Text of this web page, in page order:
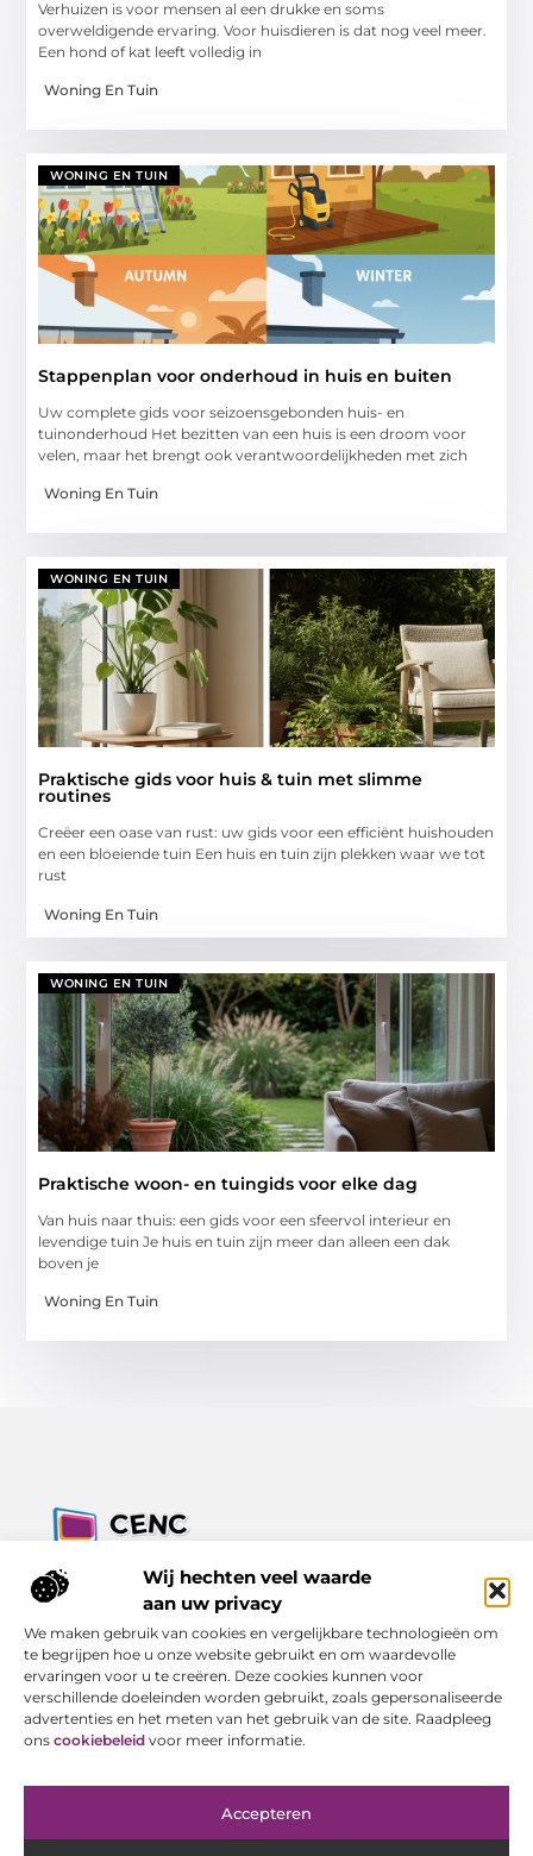
Wij hechten veel waarde
aan uw privacy
We maken gebruik van cookies en vergelijkbare technologieën om
te begrijpen hoe u onze website gebruikt en om waardevolle
ervaringen voor u te creëren. Deze cookies kunnen voor
verschillende doeleinden worden gebruikt, zoals gepersonaliseerde
advertenties en het meten van het gebruik van de site. Raadpleeg
ons cookiebeleid voor meer informatie.
Accepteren
Verhuizen is voor mensen al een drukke en soms
overweldigende ervaring. Voor huisdieren is dat nog veel meer.
Een hond of kat leeft volledig in
Woning En Tuin
WONING EN TUIN
Stappenplan voor onderhoud in huis en buiten
Uw complete gids voor seizoensgebonden huis- en
tuinonderhoud Het bezitten van een huis is een droom voor
velen, maar het brengt ook verantwoordelijkheden met zich
Woning En Tuin
WONING EN TUIN
Praktische gids voor huis & tuin met slimme
routines
Creëer een oase van rust: uw gids voor een efficiënt huishouden
en een bloeiende tuin Een huis en tuin zijn plekken waar we tot
rust
Woning En Tuin
WONING EN TUIN
Praktische woon- en tuingids voor elke dag
Van huis naar thuis: een gids voor een sfeervol interieur en
levendige tuin Je huis en tuin zijn meer dan alleen een dak
boven je
Woning En Tuin
Jouw bron voor inzichten, tips en nieuws uit de digitale
Ontdek alles wat je moet weten over het dagelijks leven, met
een focus op praktische adviezen en actuele trends.
Bericht categorie
Onze informatie